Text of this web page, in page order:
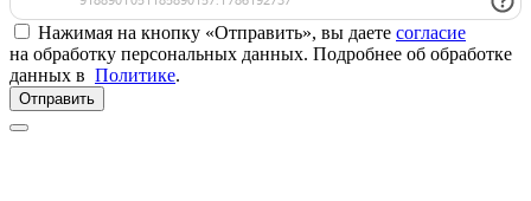
Нажимая на кнопку «Отправить», вы даете согласие
на обработку персональных данных. Подробнее об обработке
данных в Политике.
Отправить